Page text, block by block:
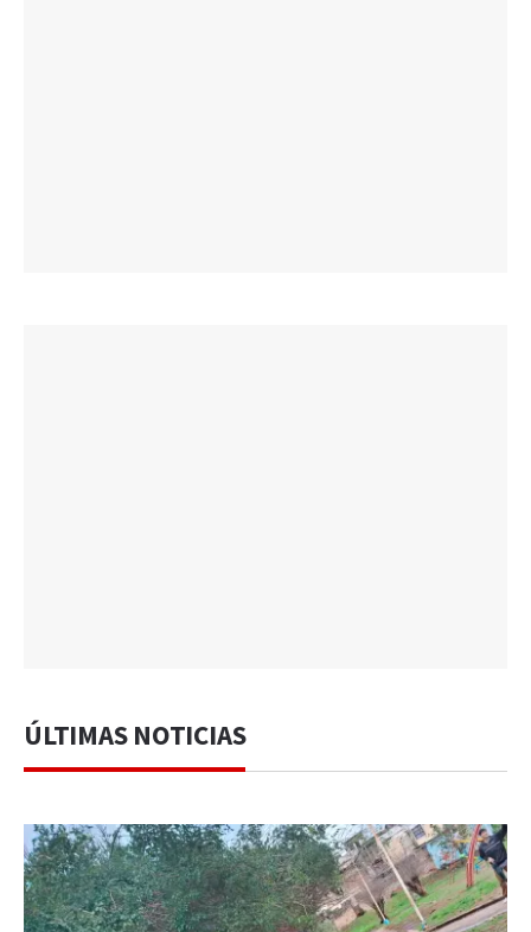
ÚLTIMAS NOTICIAS